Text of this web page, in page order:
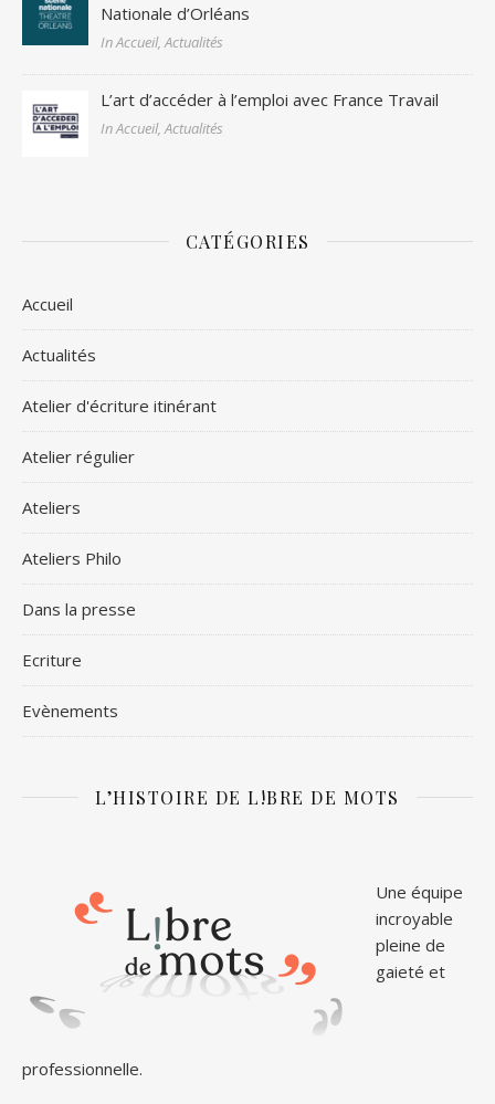
Nationale d’Orléans
In Accueil, Actualités
L’art d’accéder à l’emploi avec France Travail
In Accueil, Actualités
CATÉGORIES
Accueil
Actualités
Atelier d'écriture itinérant
Atelier régulier
Ateliers
Ateliers Philo
Dans la presse
Ecriture
Evènements
L’HISTOIRE DE L!BRE DE MOTS
Une équipe
incroyable
pleine de
gaieté et
professionnelle.